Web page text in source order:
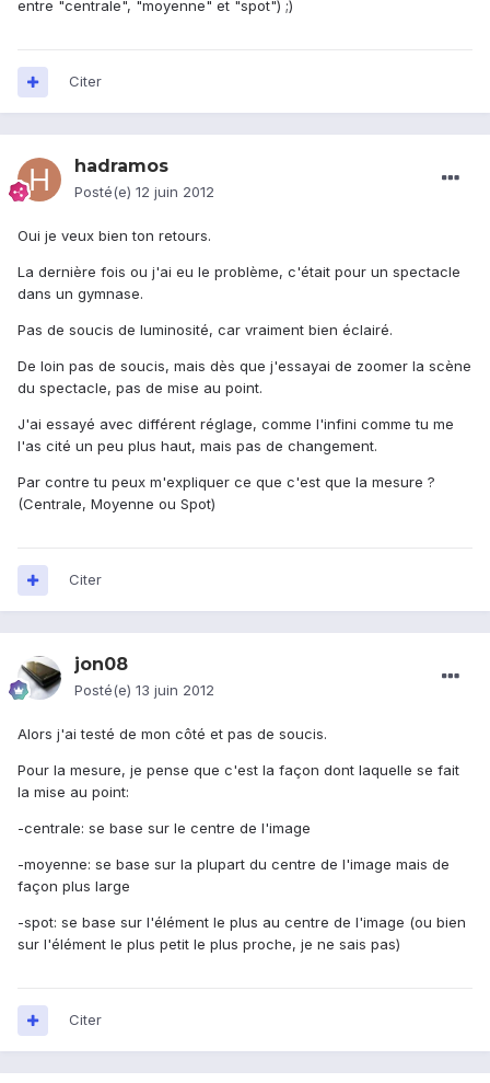
entre "centrale", "moyenne" et "spot") ;)
Citer
hadramos
Posté(e) 12 juin 2012
Oui je veux bien ton retours.
La dernière fois ou j'ai eu le problème, c'était pour un spectacle
dans un gymnase.
Pas de soucis de luminosité, car vraiment bien éclairé.
De loin pas de soucis, mais dès que j'essayai de zoomer la scène
du spectacle, pas de mise au point.
J'ai essayé avec différent réglage, comme l'infini comme tu me
l'as cité un peu plus haut, mais pas de changement.
Par contre tu peux m'expliquer ce que c'est que la mesure ?
(Centrale, Moyenne ou Spot)
Citer
jon08
Posté(e) 13 juin 2012
Alors j'ai testé de mon côté et pas de soucis.
Pour la mesure, je pense que c'est la façon dont laquelle se fait
la mise au point:
-centrale: se base sur le centre de l'image
-moyenne: se base sur la plupart du centre de l'image mais de
façon plus large
-spot: se base sur l'élément le plus au centre de l'image (ou bien
sur l'élément le plus petit le plus proche, je ne sais pas)
Citer